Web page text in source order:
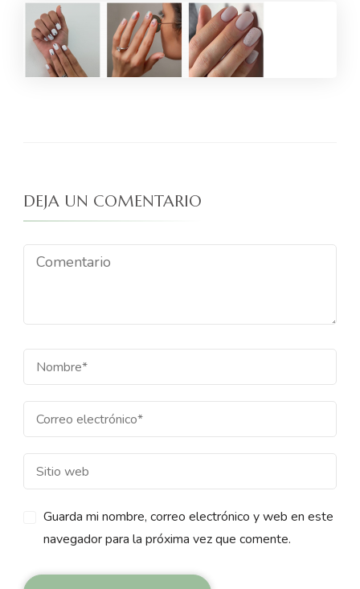
DEJA UN COMENTARIO
Guarda mi nombre, correo electrónico y web en este
navegador para la próxima vez que comente.